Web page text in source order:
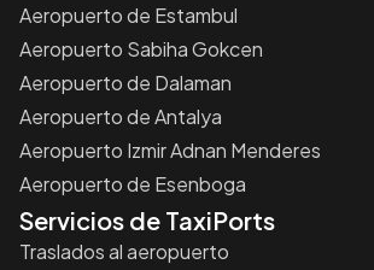
Aeropuerto de Estambul
Aeropuerto Sabiha Gokcen
Aeropuerto de Dalaman
Aeropuerto de Antalya
Aeropuerto Izmir Adnan Menderes
Aeropuerto de Esenboga
Servicios de TaxiPorts
Traslados al aeropuerto